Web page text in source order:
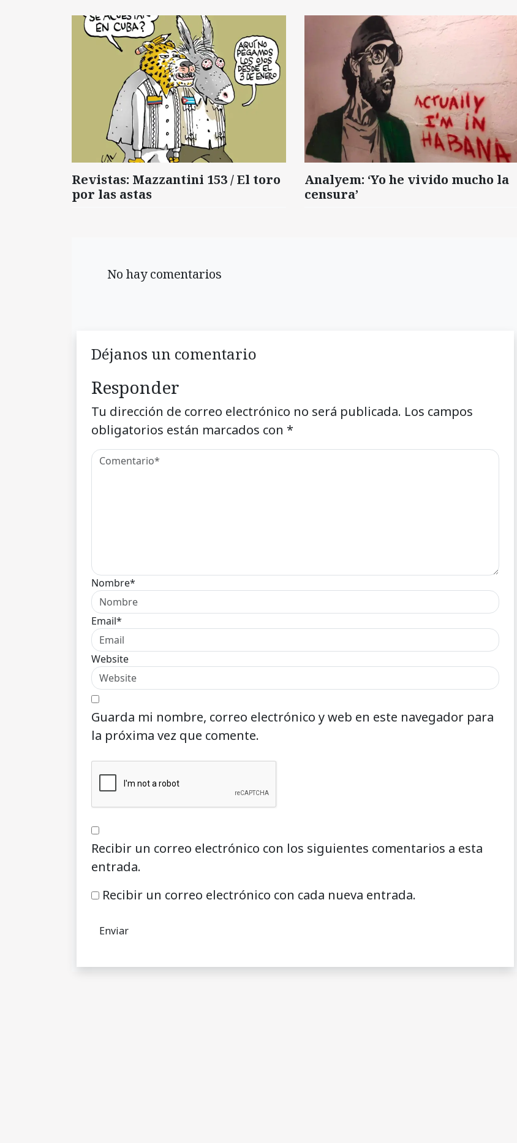
Revistas: Mazzantini 153 / El toro
por las astas
Analyem: ‘Yo he vivido mucho la
censura’
No hay comentarios
Déjanos un comentario
Responder
Tu dirección de correo electrónico no será publicada. Los campos
obligatorios están marcados con *
Nombre*
Email*
Website
Guarda mi nombre, correo electrónico y web en este navegador para
la próxima vez que comente.
Recibir un correo electrónico con los siguientes comentarios a esta
entrada.
Recibir un correo electrónico con cada nueva entrada.